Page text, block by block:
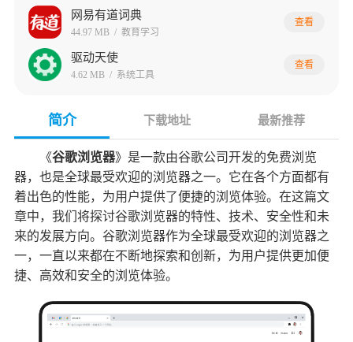
网易有道词典
44.97 MB / 教育学习
查看
驱动天使
4.62 MB / 系统工具
查看
简介 下载地址 最新推荐
《谷歌浏览器》是一款由谷歌公司开发的免费浏览
器，也是全球最受欢迎的浏览器之一。它在各个方面都有
着出色的性能，为用户提供了便捷的浏览体验。在这篇文
章中，我们将探讨谷歌浏览器的特性、技术、安全性和未
来的发展方向。谷歌浏览器作为全球最受欢迎的浏览器之
一，一直以来都在不断地探索和创新，为用户提供更加便
捷、高效和安全的浏览体验。